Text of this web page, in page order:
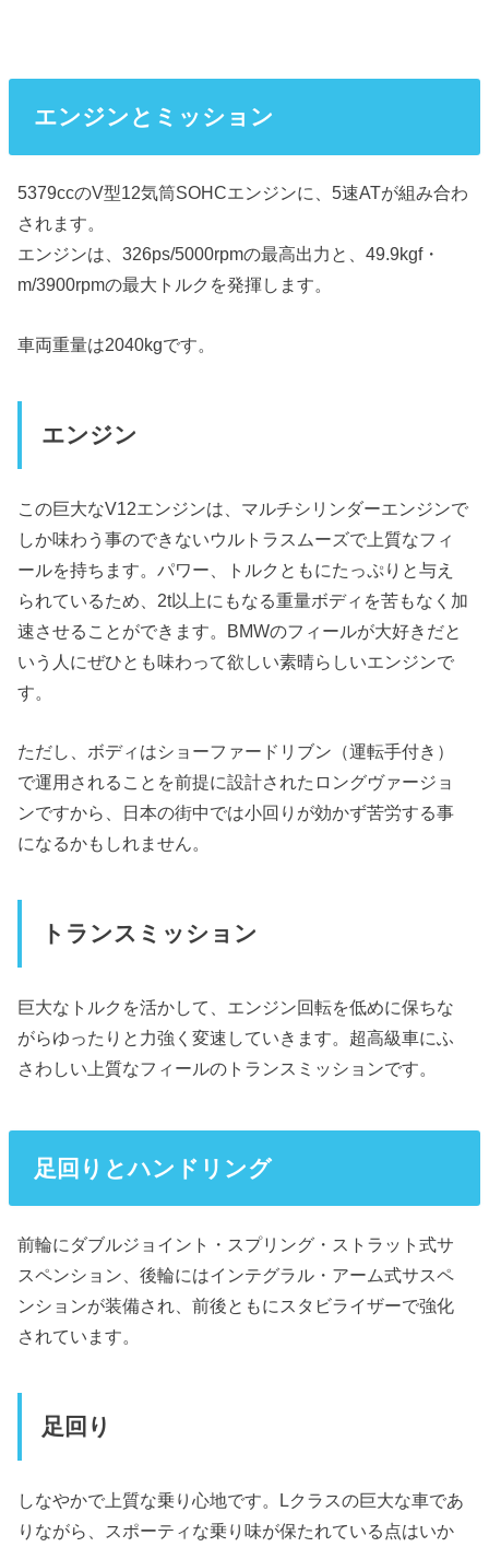
エンジンとミッション
5379ccのV型12気筒SOHCエンジンに、5速ATが組み合わ
されます。
エンジンは、326ps/5000rpmの最高出力と、49.9kgf・
m/3900rpmの最大トルクを発揮します。
車両重量は2040kgです。
エンジン
この巨大なV12エンジンは、マルチシリンダーエンジンで
しか味わう事のできないウルトラスムーズで上質なフィ
ールを持ちます。パワー、トルクともにたっぷりと与え
られているため、2t以上にもなる重量ボディを苦もなく加
速させることができます。BMWのフィールが大好きだと
いう人にぜひとも味わって欲しい素晴らしいエンジンで
す。
ただし、ボディはショーファードリブン（運転手付き）
で運用されることを前提に設計されたロングヴァージョ
ンですから、日本の街中では小回りが効かず苦労する事
になるかもしれません。
トランスミッション
巨大なトルクを活かして、エンジン回転を低めに保ちな
がらゆったりと力強く変速していきます。超高級車にふ
さわしい上質なフィールのトランスミッションです。
足回りとハンドリング
前輪にダブルジョイント・スプリング・ストラット式サ
スペンション、後輪にはインテグラル・アーム式サスペ
ンションが装備され、前後ともにスタビライザーで強化
されています。
足回り
しなやかで上質な乗り心地です。Lクラスの巨大な車であ
りながら、スポーティな乗り味が保たれている点はいか